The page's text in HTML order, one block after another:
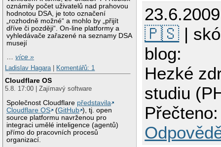
oznámily počet uživatelů nad prahovou
hodnotou DSA, je toto označení
„rozhodně možné“ a mohlo by „přijít
dříve či později“. On-line platformy a
vyhledávače zařazené na seznamy DSA
musejí
…více »
Ladislav Hagara
Komentářů: 1
Cloudflare OS
5.8. 17:00 | Zajímavý software
Společnost Cloudflare představila
Cloudflare OS
(GitHub ), tj. open
source platformu navrženou pro
integraci umělé inteligence (agentů)
přímo do pracovních procesů
organizací.
🇵🇸|
blog:
Hezké
studiu